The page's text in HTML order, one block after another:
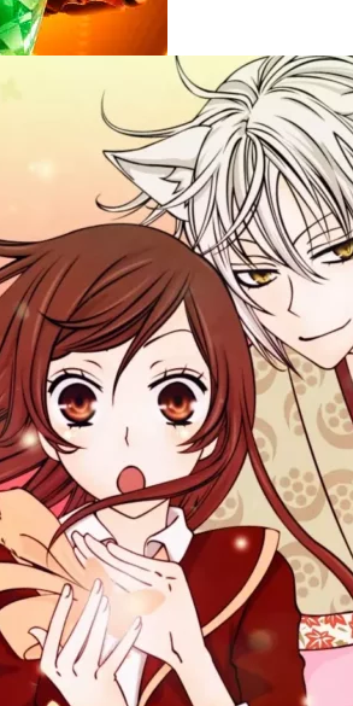
sobre
Cultura
Pop!